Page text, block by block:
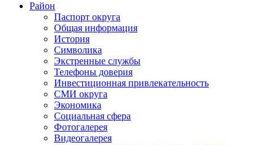
Район
Паспорт округа
Общая информация
История
Символика
Экстренные службы
Телефоны доверия
Инвестиционная привлекательность
СМИ округа
Экономика
Социальная сфера
Фотогалерея
Видеогалерея